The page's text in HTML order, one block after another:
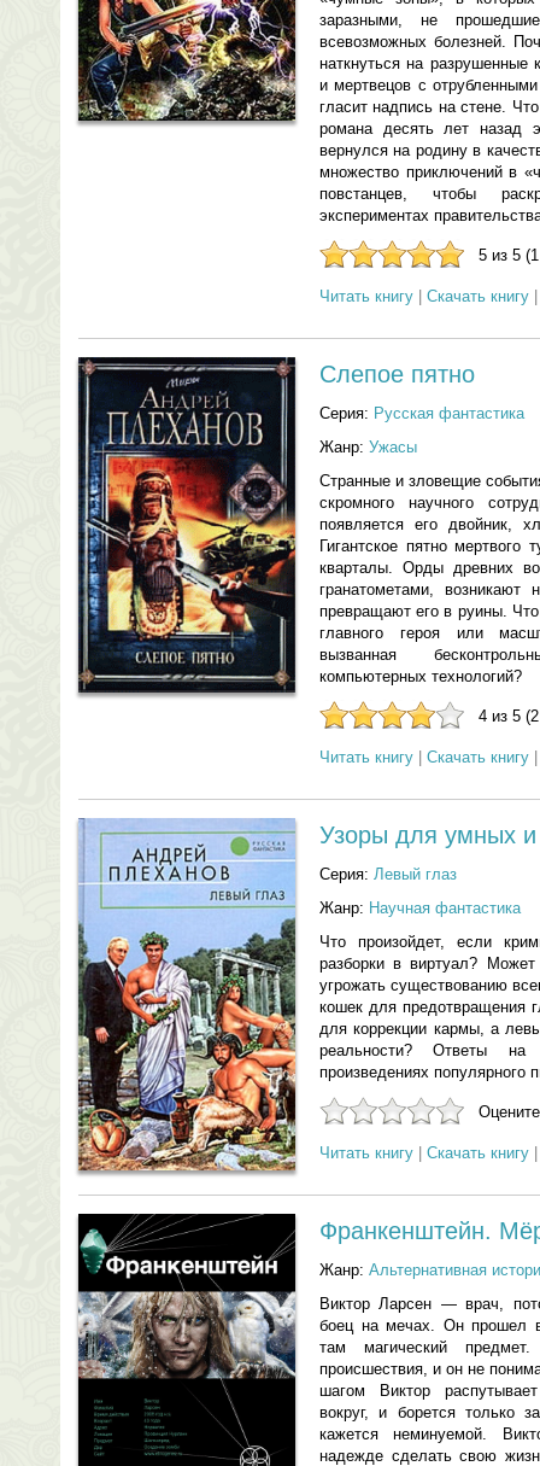
заразными, не
всевозможных болезней.
наткнуться на разрушенные
и мертвецов с
гласит надпись на стене.
романа десять лет назад
вернулся на родину в
множество приключений в
повстанцев, чтобы
экспериментах
5 из 5
Читать книгу Скачать книгу
Слепое пятно
Серия: Русская фантастика
Жанр: Ужасы
Странные и зловещие
скромного научного
появляется его двойник,
Гигантское пятно
кварталы. Орды древних
гранатометами, возникают
превращают его в руины.
главного героя или
вызванная
компьютерных технологий?
4 из 5
Читать книгу Скачать книгу
Узоры для умных и
Серия: Левый глаз
Жанр: Научная фантастика
Что произойдет, если
разборки в виртуал?
угрожать существованию
кошек для предотвращения
для коррекции кармы, а
реальности? Ответы
произведениях популярного
Читать книгу Скачать книгу
Франкенштейн.
Жанр: Альтернативная
Виктор Ларсен — врач,
боец на мечах. Он прошел
там магический
происшествия, и он не
шагом Виктор
вокруг, и борется только
кажется неминуемой.
надежде сделать свою